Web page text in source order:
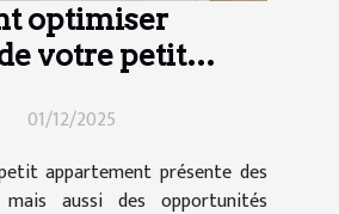
optimiser
votre petit
01/12/2025
appartement présente des
mais aussi des opportunités